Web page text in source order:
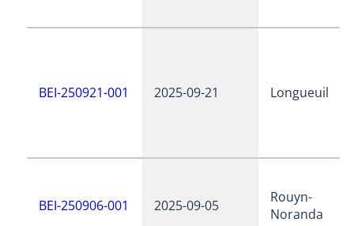
BEI-250921-001 2025-09-21 Longueuil
BEI-250906-001 2025-09-05
Rouyn-
Noranda